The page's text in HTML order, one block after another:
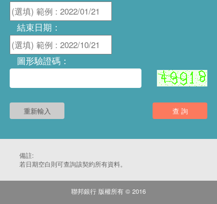
結束日期：
圖形驗證碼：
重新輸入 查 詢
備註:
若日期空白則可查詢該契約所有資料。
聯邦銀行 版權所有 © 2016